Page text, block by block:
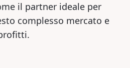
il partner ideale per
complesso mercato e